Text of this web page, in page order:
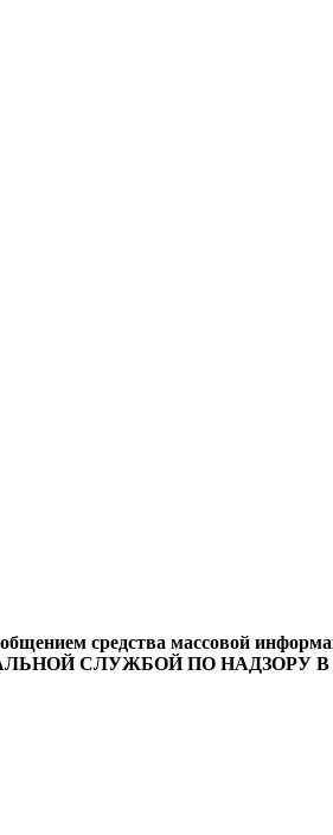
средства массовой
ФЕДЕРАЛЬНОЙ СЛУЖБОЙ ПО